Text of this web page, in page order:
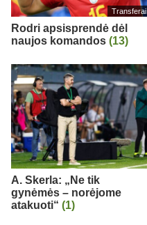
Transferai
Rodri apsisprendė dėl
naujos komandos (13)
A. Skerla: „Ne tik
gynėmės – norėjome
atakuoti“ (1)